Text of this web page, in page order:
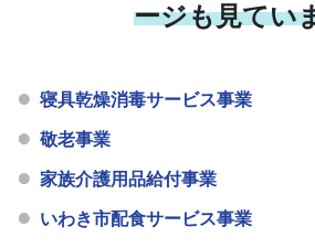
ージも見てい
寝具乾燥消毒サービス事業
敬老事業
家族介護用品給付事業
いわき市配食サービス事業